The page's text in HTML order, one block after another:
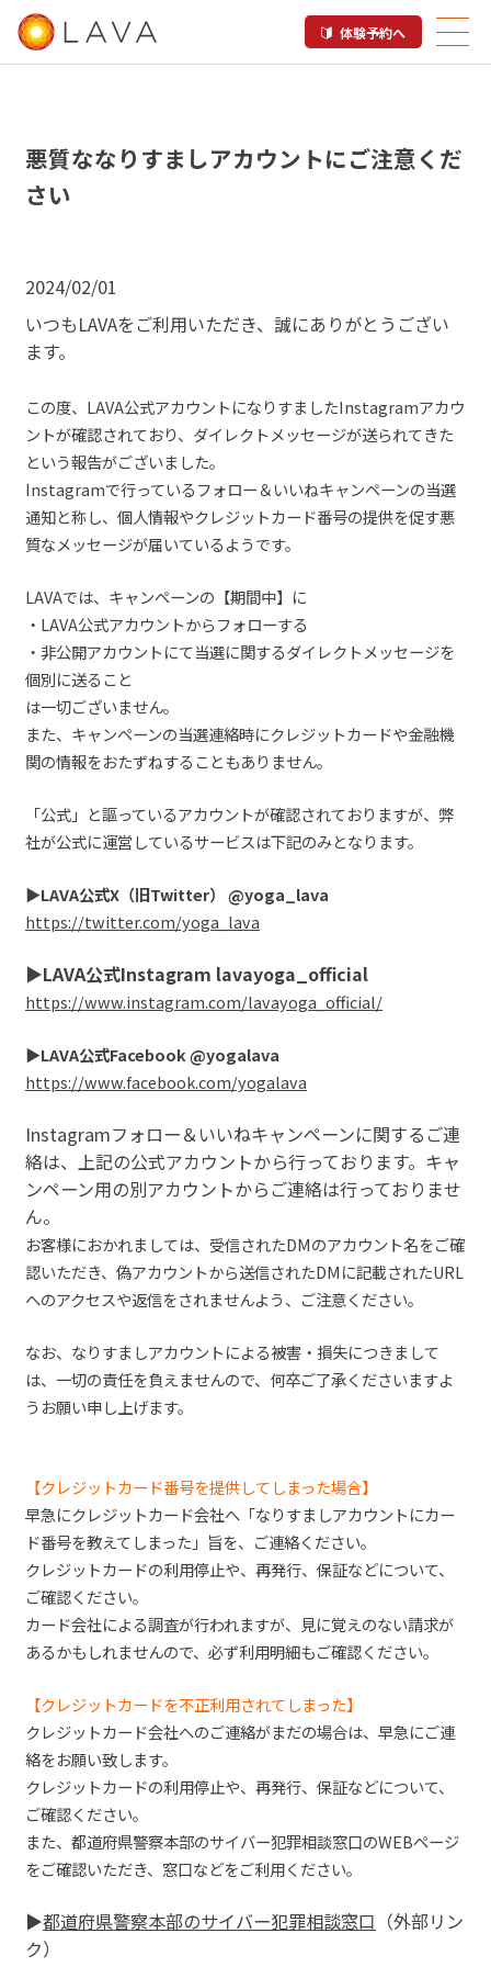
体験予約へ
悪質ななりすましアカウントにご注意くだ
さい
2024/02/01
いつもLAVAをご利用いただき、誠にありがとうござい
ます。
この度、 LAVA公式アカウントになりすましたInstagramアカウ
ントが確認されており、ダイレクトメッセージが送られてきた
という報告がございました。
Instagramで行っているフォロー＆いいねキャンペーンの当選
通知と称し、個人情報やクレジットカード番号の提供を促す悪
質なメッセージが届いているようです。
LAVAでは、キャンペーンの【期間中】に
・LAVA公式アカウントからフォローする
・ 非公開アカウントにて当選に関するダイレクトメッセージを
個別に送ること
は一切ございません。
また、 キャンペーンの当選連絡時にクレジットカードや金融機
関の情報をおたずねすることもありません。
「公式」と謳っているアカウントが確認されておりますが、 弊
社が公式に運営しているサービスは下記のみとなります。
▶︎LAVA公式X（旧Twitter） @yoga_lava
https://twitter.com/yoga_lava
▶︎LAVA公式Instagram lavayoga_official
https://www.instagram.com/lavayoga_official/
▶︎LAVA公式Facebook@yogalava
https://www.facebook.com/yogalava
Instagramフォロー＆いいねキャンペーンに関するご連
絡は、上記の公式アカウントから行っております。キャ
ンペーン用の別アカウントからご連絡は行っておりませ
ん。
お客様におかれましては、受信されたDMのアカウント名をご確
認いただき、偽アカウントから送信されたDMに記載されたURL
へのアクセスや返信をされませんよう、ご注意ください。
なお、なりすましアカウントによる被害・損失につきまして
は、一切の責任を負えませんので、 何卒ご了承くださいますよ
うお願い申し上げます。
【クレジットカード番号を提供してしまった場合】
早急にクレジットカード会社へ「なりすましアカウントにカー
ド番号を教えてしまった」旨を、ご連絡ください。
クレジットカードの利用停止や、再発行、保証などについて、
ご確認ください。
カード会社による調査が行われますが、見に覚えのない請求が
あるかもしれませんので、必ず利用明細もご確認ください。
【クレジットカードを不正利用されてしまった】
クレジットカード会社へのご連絡がまだの場合は、早急にご連
絡をお願い致します。
クレジットカードの利用停止や、再発行、保証などについて、
ご確認ください。
また、都道府県警察本部のサイバー犯罪相談窓口のWEBページ
をご確認いただき、窓口などをご利用ください。
▶︎都道府県警察本部のサイバー犯罪相談窓口 （外部リン
ク）